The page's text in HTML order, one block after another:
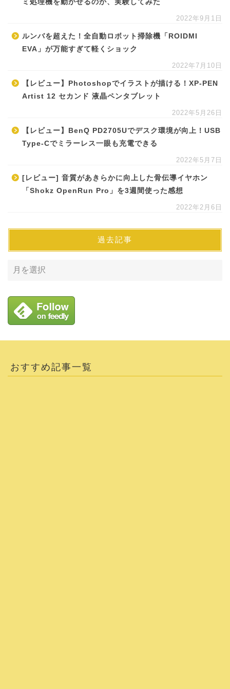
ミ処理機を動かせるのか、実験してみた
2022年9月1日
ルンバを超えた！全自動ロボット掃除機「ROIDMI
EVA」が万能すぎて軽くショック
2022年7月10日
【レビュー】Photoshopでイラストが描ける！XP-PEN
Artist 12 セカンド 液晶ペンタブレット
2022年5月26日
【レビュー】BenQ PD2705Uでデスク環境が向上！USB
Type-Cでミラーレス一眼も充電できる
2022年5月7日
[レビュー] 音質があきらかに向上した骨伝導イヤホン
「Shokz OpenRun Pro」を3週間使った感想
2022年2月6日
過去記事
おすすめ記事一覧